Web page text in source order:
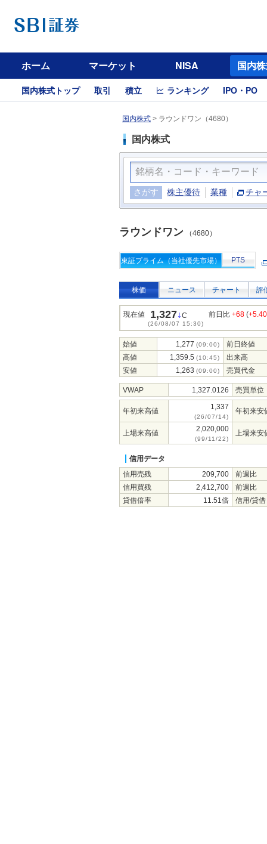
ホーム マーケット NISA 国内
国内株式トップ 取引 積立 ランキング IPO・PO
国内株式 > ラウンドワン（4680）
国内株式
さがす 株主優待 業種 チャ
ラウンドワン （4680）
東証プライム（当社優先市場） PTS
株価 ニュース チャート 評
現在値 1,327↓C
(26/08/07 15:30)
前日比 +68 (
始値 1,277 (09:00)
前日終値
高値
1,359.5 (10:45)
出来高
安値
1,263 (09:00) 売買代金
VWAP 1,327.0126 売買単位
年初来高値 1,337
(26/07/14)
年初来安
上場来高値 2,020,000
(99/11/22)
上場来安
信用データ
信用売残
209,700
前週比
信用買残
2,412,700
前週比
貸借倍率
11.51倍 信用/貸借